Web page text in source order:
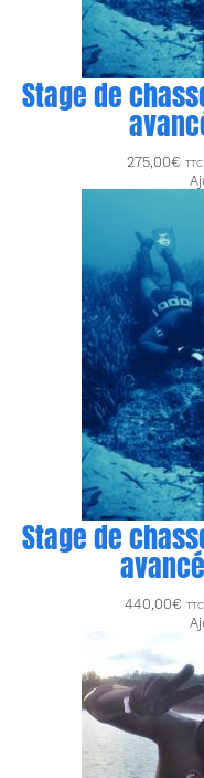
Stage de
275,00€ TTC
Stage de
440,00€ TTC